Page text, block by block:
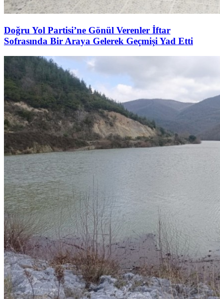
Doğru Yol Partisi’ne Gönül Verenler İftar
Sofrasında Bir Araya Gelerek Geçmişi Yad Etti